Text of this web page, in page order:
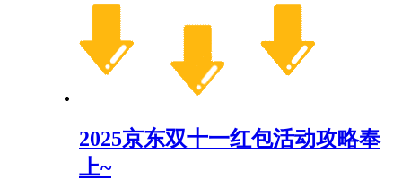
2025京东双十一红包活动攻略奉
上~